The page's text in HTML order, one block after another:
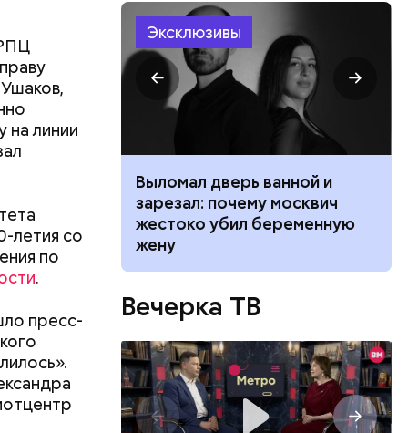
на линии
летия со
по
.
пресс-
Эксклюзивы
Выломал дверь ванной и
зарезал: почему москвич
жестоко убил беременную
жену
Вечерка ТВ